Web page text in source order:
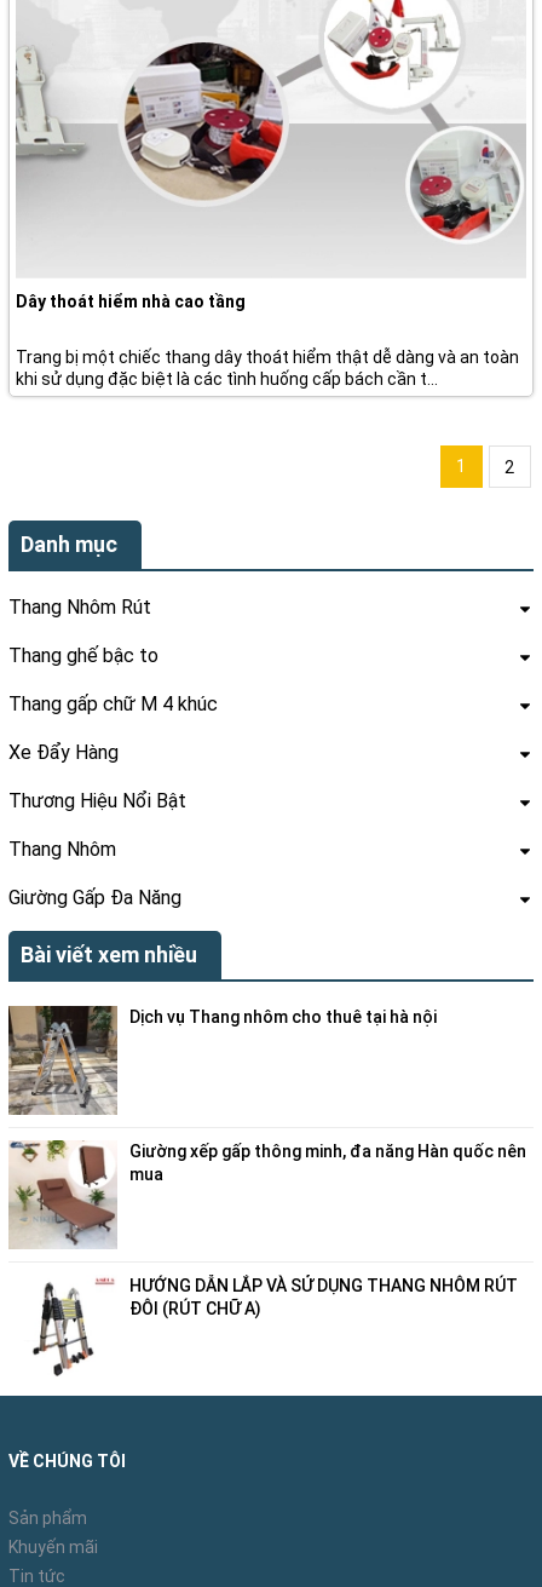
Danh mục
Thang Nhôm Rút
Thang ghế bậc to
Thang gấp chữ M 4 khúc
Xe Đẩy Hàng
Thương Hiệu Nổi Bật
Thang Nhôm
Giường Gấp Đa Năng
Bài viết xem nhiều
Dịch vụ Thang nhôm cho thuê tại hà nội
Giường xếp gấp thông minh, đa năng Hàn quốc nên
mua
HƯỚNG DẪN LẮP VÀ SỬ DỤNG THANG NHÔM RÚT
ĐÔI (RÚT CHỮ A)
Dây thoát hiểm nhà cao tầng
Trang bị một chiếc thang dây thoát hiểm thật dễ dàng và an toàn
khi sử dụng đặc biệt là các tình huống cấp bách cần t...
1 2
VỀ CHÚNG TÔI
Sản phẩm
Khuyến mãi
Tin tức